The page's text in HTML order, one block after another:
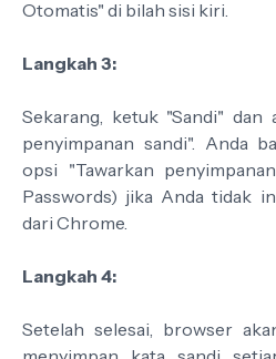
Otomatis" di bilah sisi kiri.
Langkah 3:
Sekarang, ketuk "Sandi" dan
penyimpanan sandi". Anda
opsi "Tawarkan
Passwords) jika Anda tidak
dari Chrome.
Langkah 4:
Setelah selesai, browser